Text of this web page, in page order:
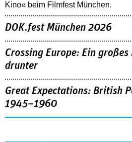
Kino« beim Filmfest München.
DOK.fest München 2026
Crossing Europe: Ein
drunter
Great Expectations: British
1945–1960